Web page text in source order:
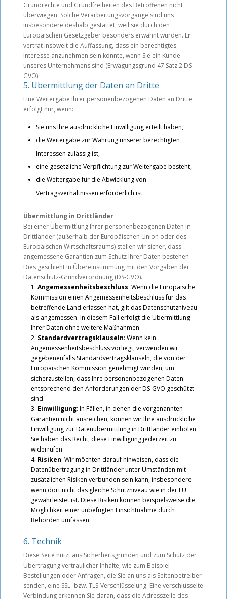
Grundrechte und Grundfreiheiten des Betroffenen nicht
überwiegen. Solche Verarbeitungsvorgänge sind uns
insbesondere deshalb gestattet, weil sie durch den
Europäischen Gesetzgeber besonders erwähnt wurden. Er
vertrat insoweit die Auffassung, dass ein berechtigtes
Interesse anzunehmen sein könnte, wenn Sie ein Kunde
unseres Unternehmens sind (Erwägungsgrund 47 Satz 2 DS-
GVO).
5. Übermittlung der Daten an Dritte
Eine Weitergabe Ihrer personenbezogenen Daten an Dritte
erfolgt nur, wenn:
Sie uns Ihre ausdrückliche Einwilligung erteilt haben,
die Weitergabe zur Wahrung unserer berechtigten
Interessen zulässig ist,
eine gesetzliche Verpflichtung zur Weitergabe besteht,
die Weitergabe für die Abwicklung von
Vertragsverhältnissen erforderlich ist.
Übermittlung in Drittländer
Bei einer Übermittlung Ihrer personenbezogenen Daten in
Drittländer (außerhalb der Europäischen Union oder des
Europäischen Wirtschaftsraums) stellen wir sicher, dass
angemessene Garantien zum Schutz Ihrer Daten bestehen.
Dies geschieht in Übereinstimmung mit den Vorgaben der
Datenschutz-Grundverordnung (DS-GVO).
Angemessenheitsbeschluss: Wenn die Europäische
Kommission einen Angemessenheitsbeschluss für das
betreffende Land erlassen hat, gilt das Datenschutzniveau
als angemessen. In diesem Fall erfolgt die Übermittlung
Ihrer Daten ohne weitere Maßnahmen.
Standardvertragsklauseln: Wenn kein
Angemessenheitsbeschluss vorliegt, verwenden wir
gegebenenfalls Standardvertragsklauseln, die von der
Europäischen Kommission genehmigt wurden, um
sicherzustellen, dass Ihre personenbezogenen Daten
entsprechend den Anforderungen der DS-GVO geschützt
sind.
Einwilligung: In Fällen, in denen die vorgenannten
Garantien nicht ausreichen, können wir Ihre ausdrückliche
Einwilligung zur Datenübermittlung in Drittländer einholen.
Sie haben das Recht, diese Einwilligung jederzeit zu
widerrufen.
Risiken: Wir möchten darauf hinweisen, dass die
Datenübertragung in Drittländer unter Umständen mit
zusätzlichen Risiken verbunden sein kann, insbesondere
wenn dort nicht das gleiche Schutzniveau wie in der EU
gewährleistet ist. Diese Risiken können beispielsweise die
Möglichkeit einer unbefugten Einsichtnahme durch
Behörden umfassen.
6. Technik
Diese Seite nutzt aus Sicherheitsgründen und zum Schutz der
Übertragung vertraulicher Inhalte, wie zum Beispiel
Bestellungen oder Anfragen, die Sie an uns als Seitenbetreiber
senden, eine SSL- bzw. TLS-Verschlüsselung. Eine verschlüsselte
Verbindung erkennen Sie daran, dass die Adresszeile des